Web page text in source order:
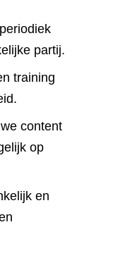
partij.
training
content
op
en